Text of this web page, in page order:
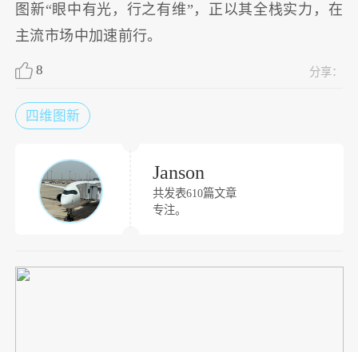
图新“眼中有光，行之有维”，正以其全栈实力，在
主流市场中加速前行。
8 分享：
四维图新
Janson
共发表610篇文章
专注。